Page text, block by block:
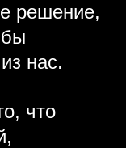
решение,
нас.
что